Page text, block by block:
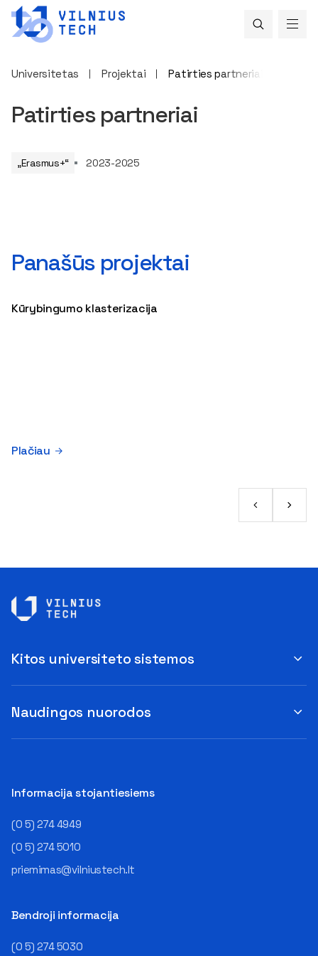
Universitetas Projektai Patirties partneriai
Patirties partneriai
„Erasmus+“ 2023-2025
Panašūs projektai
Kūrybingumo klasterizacija
Plačiau
Informacija stojantiesiems
(0 5) 274 4949
(0 5) 274 5010
priemimas@vilniustech.lt
Bendroji informacija
(0 5) 274 5030
Naudingos nuorodos
Kitos universiteto sistemos